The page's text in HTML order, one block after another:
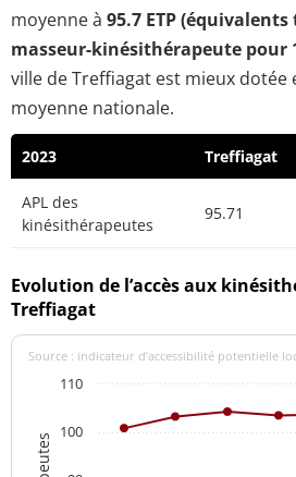
moyenne à 95.7 ETP
masseur-kinésithérapeute pour
ville de Treffiagat est mieux dotée
moyenne nationale.
2023 Treffiagat
APL des
kinésithérapeutes
95.71
Evolution de l’accès aux
Treffiagat
Source : indicateur d’accessibilité potentielle
100
110